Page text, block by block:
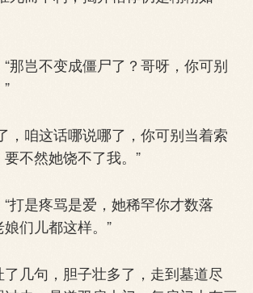
岂不变成僵尸了？哥呀，你可别
咱这话哪说哪了，你可别当着索
不然她饶不了我。”
是疼骂是爱，她稀罕你才数落
们儿都这样。”
几句，胆子壮多了，走到墓道尽